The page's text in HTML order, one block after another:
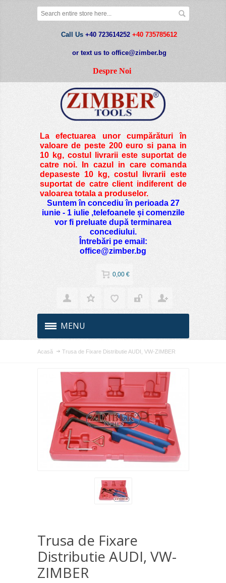
Call Us +40 723614252 +40 735785612
or text us to office@zimber.bg
Despre Noi
La efectuarea unor cumpărături în
valoare de peste200 euro si pana in
10 kg, costul livrarii este suportat de
catre noi. In cazul in care comanda
depaseste 10 kg, costul livrarii este
suportat de catre client indiferent de
valoarea totala a produselor.
Suntem în concediu în perioada 27
iunie - 1 iulie ,telefoanele și comenzile
vor fi preluate după terminarea
concediului.
Întrebări pe email:
office@zimber.bg
0,00 €
MENU
Acasă Trusa de Fixare Distributie AUDI, VW-ZIMBER
Trusa de Fixare
Distributie AUDI, VW-
ZIMBER